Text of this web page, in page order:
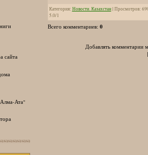
сайта
Ата"
Категория: Новости. Казахстан|Просмотров:
5.0/1
Всего комментариев: 0
Добавлять комментарии
[